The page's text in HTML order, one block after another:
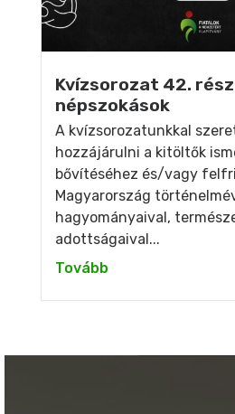
Kvízsorozat 42.
népszokások
A kvízsorozatunkkal
hozzájárulni a kitöltők
bővítéséhez és/vagy
Magyarország
hagyományaival,
adottságaival...
Tovább